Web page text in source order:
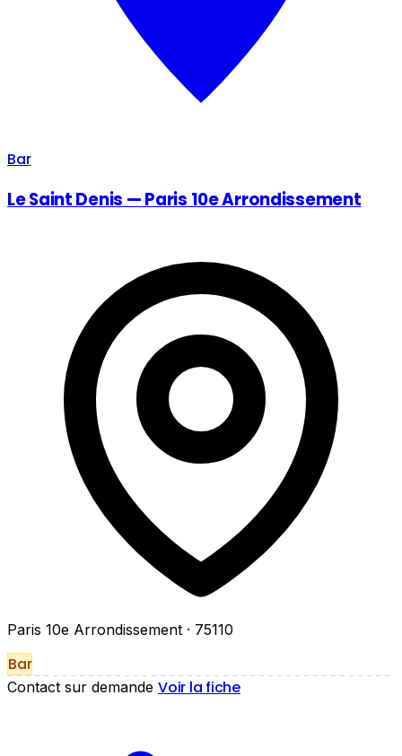
Bar
Le Saint Denis — Paris 10e Arrondissement
Paris 10e Arrondissement · 75110
Bar
Contact sur demande Voir la fiche